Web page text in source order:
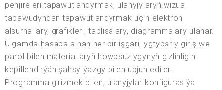
penjireleri tapawutlandyrmak, ulanyjylaryň wizual
tapawudyndan tapawutlandyrmak üçin elektron
alsurnallary, grafikleri, tablisalary, diagrammalary ulanar.
Ulgamda hasaba alnan her bir işgäri, ygtybarly giriş we
parol bilen materiallaryň howpsuzlygynyň gizlinligini
kepillendirýän şahsy ýazgy bilen üpjün ediler.
Programma girizmek bilen, ulanyjylar konfigurasiýa